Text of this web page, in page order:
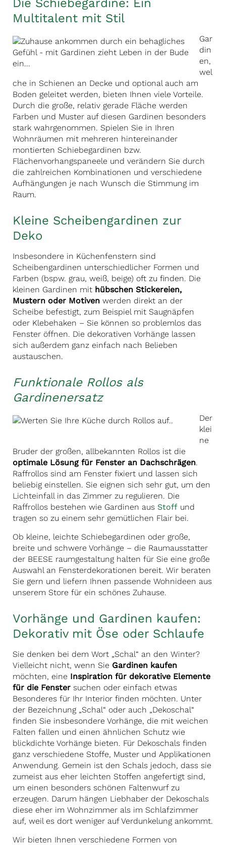
Die Schiebegardine: Ein
Multitalent mit Stil
Gar
din
en,
wel
che in Schienen an Decke und optional auch am
Boden geleitet werden, bieten Ihnen viele Vorteile.
Durch die große, relativ gerade Fläche werden
Farben und Muster auf diesen Gardinen besonders
stark wahrgenommen. Spielen Sie in Ihren
Wohnräumen mit mehreren hintereinander
montierten Schiebegardinen bzw.
Flächenvorhangspaneele und verändern Sie durch
die zahlreichen Kombinationen und verschiedene
Aufhängungen je nach Wunsch die Stimmung im
Raum.
Kleine Scheibengardinen zur
Deko
Insbesondere in Küchenfenstern sind
Scheibengardinen unterschiedlicher Formen und
Farben (bspw. grau, weiß, beige) oft zu finden. Die
kleinen Gardinen mit hübschen Stickereien,
Mustern oder Motiven werden direkt an der
Scheibe befestigt, zum Beispiel mit Saugnäpfen
oder Klebehaken – Sie können so problemlos das
Fenster öffnen. Die dekorativen Vorhänge lassen
sich außerdem ganz einfach nach Belieben
austauschen.
Funktionale Rollos als
Gardinenersatz
Der
klei
ne
Bruder der großen, allbekannten Rollos ist die
optimale Lösung für Fenster an Dachschrägen.
Raffrollos sind am Fenster fixiert und lassen sich
beliebig einstellen. Sie eignen sich sehr gut, um den
Lichteinfall in das Zimmer zu regulieren. Die
Raffrollos bestehen wie Gardinen aus Stoff und
tragen so zu einem sehr gemütlichen Flair bei.
Ob kleine, leichte Schiebegardinen oder große,
breite und schwere Vorhänge – die Raumausstatter
der BEESE raumgestaltung halten für Sie eine große
Auswahl an Fensterdekorationen bereit. Wir beraten
Sie gern und liefern Ihnen passende Wohnideen aus
unserem Store für ein schönes Zuhause.
Vorhänge und Gardinen kaufen:
Dekorativ mit Öse oder Schlaufe
Sie denken bei dem Wort „Schal“ an den Winter?
Vielleicht nicht, wenn Sie Gardinen kaufen
möchten, eine Inspiration für dekorative Elemente
für die Fenster suchen oder einfach etwas
Besonderes für Ihr Interior finden möchten. Unter
der Bezeichnung „Schal“ oder auch „Dekoschal“
finden Sie insbesondere Vorhänge, die mit weichen
Falten fallen und einen ähnlichen Schutz wie
blickdichte Vorhänge bieten. Für Dekoschals finden
ganz verschiedene Stoffe, Muster und Applikationen
Anwendung. Gemein ist den Schals jedoch, dass sie
zumeist aus eher leichten Stoffen angefertigt sind,
um einen besonders schönen Faltenwurf zu
erzeugen. Darum hängen Liebhaber der Dekoschals
diese eher im Wohnzimmer als im Schlafzimmer
auf, weil es dort weniger auf Verdunkelung ankommt.
Wir bieten Ihnen verschiedene Formen von